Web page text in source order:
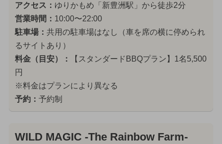
アクセス： ゆりかもめ「新豊洲駅」から徒歩2分
営業時間： 10:00〜22:00
駐車場： 共用の駐車場はなし（車を席の横に停められ
るサイトあり）
料金（目安）：
【スタンダードBBQプラン】1名5,500
円
※料金はプランにより異なる
予約： 予約制
WILD MAGIC -The Rainbow Farm-